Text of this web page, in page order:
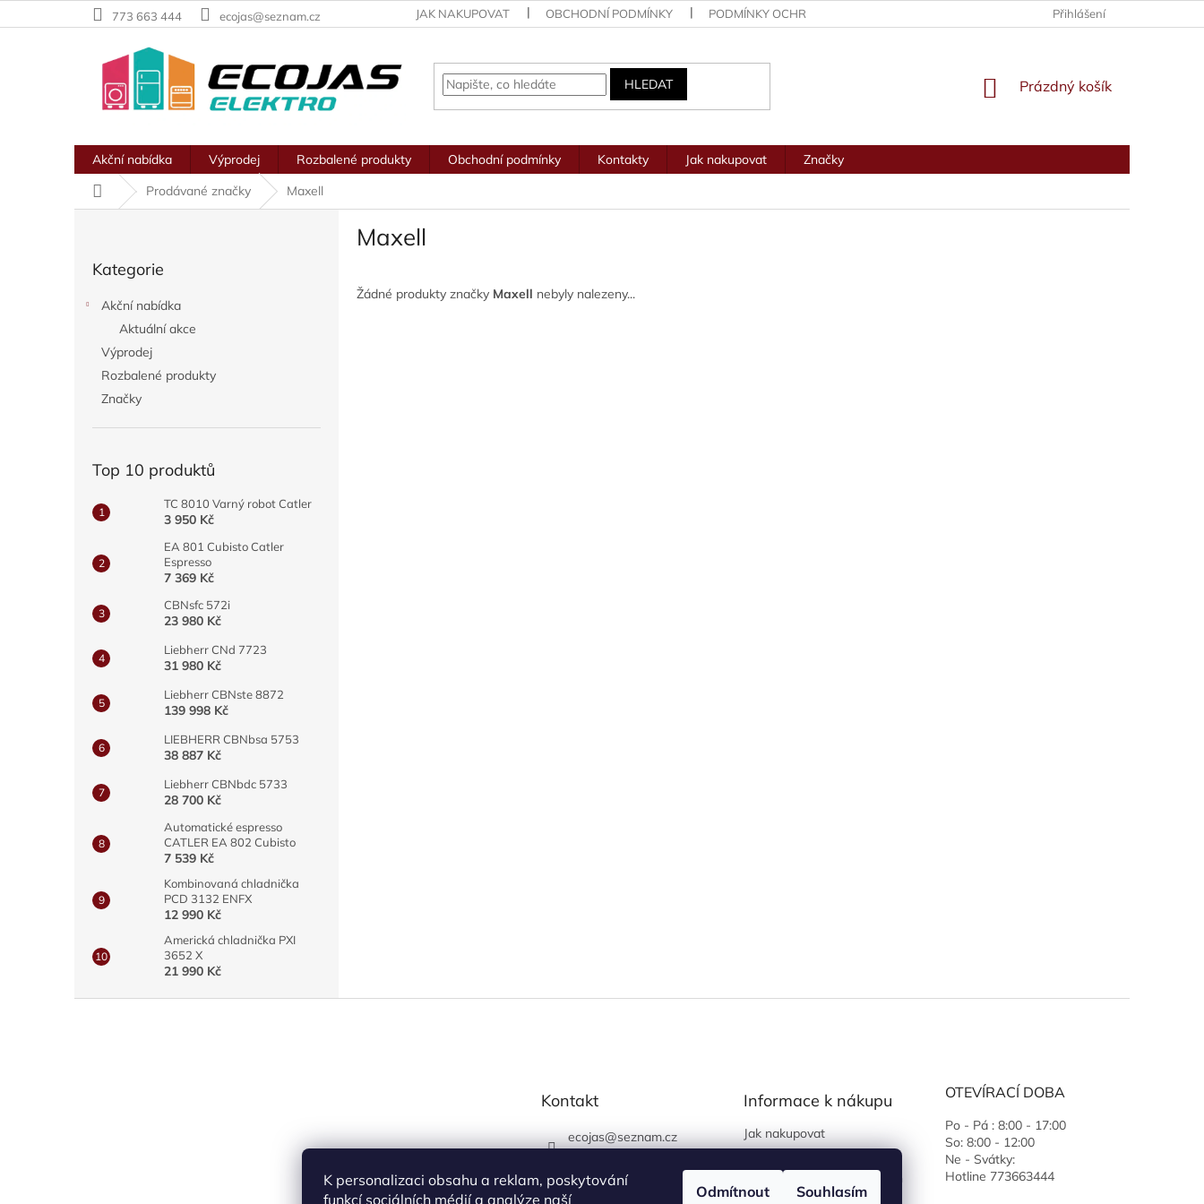
K personalizaci obsahu a reklam, poskytování
funkcí sociálních médií a analýze naší
Odmítnout Souhlasím
na
773 663 444 ecojas@seznam.cz JAK NAKUPOVAT OBCHODNÍ PODMÍNKY PODMÍNKY OCHRANY OSOBNÍCH ÚDAJŮ Přihlášení
HLEDAT
NÁKUPNÍ
Prázdný košík
Akční nabídka Výprodej Rozbalené produkty Obchodní podmínky Kontakty Jak nakupovat
Značky
Domů
Prodávané značky Maxell
kategorie
Kategorie
Akční nabídka
Aktuální akce
Výprodej
Rozbalené produkty
Značky
Top 10 produktů
TC 8010 Varný robot Catler
3 950 Kč
EA 801 Cubisto Catler
Espresso
7 369 Kč
CBNsfc 572i
23 980 Kč
Liebherr CNd 7723
31 980 Kč
Liebherr CBNste 8872
139 998 Kč
LIEBHERR CBNbsa 5753
38 887 Kč
Liebherr CBNbdc 5733
28 700 Kč
Automatické espresso
CATLER EA 802 Cubisto
7 539 Kč
Kombinovaná chladnička
PCD 3132 ENFX
12 990 Kč
Americká chladnička PXI
3652 X
21 990 Kč
Maxell
Žádné produkty značky Maxell nebyly nalezeny...
Kontakt
ecojas@seznam.cz
730 444 400 (prodejna
Informace k nákupu
Jak nakupovat
Podmínky ochrany osobních
údajů
OTEVÍRACÍ DOBA
Po - Pá : 8:00 - 17:00
So: 8:00 - 12:00
Ne - Svátky:
Hotline 773663444